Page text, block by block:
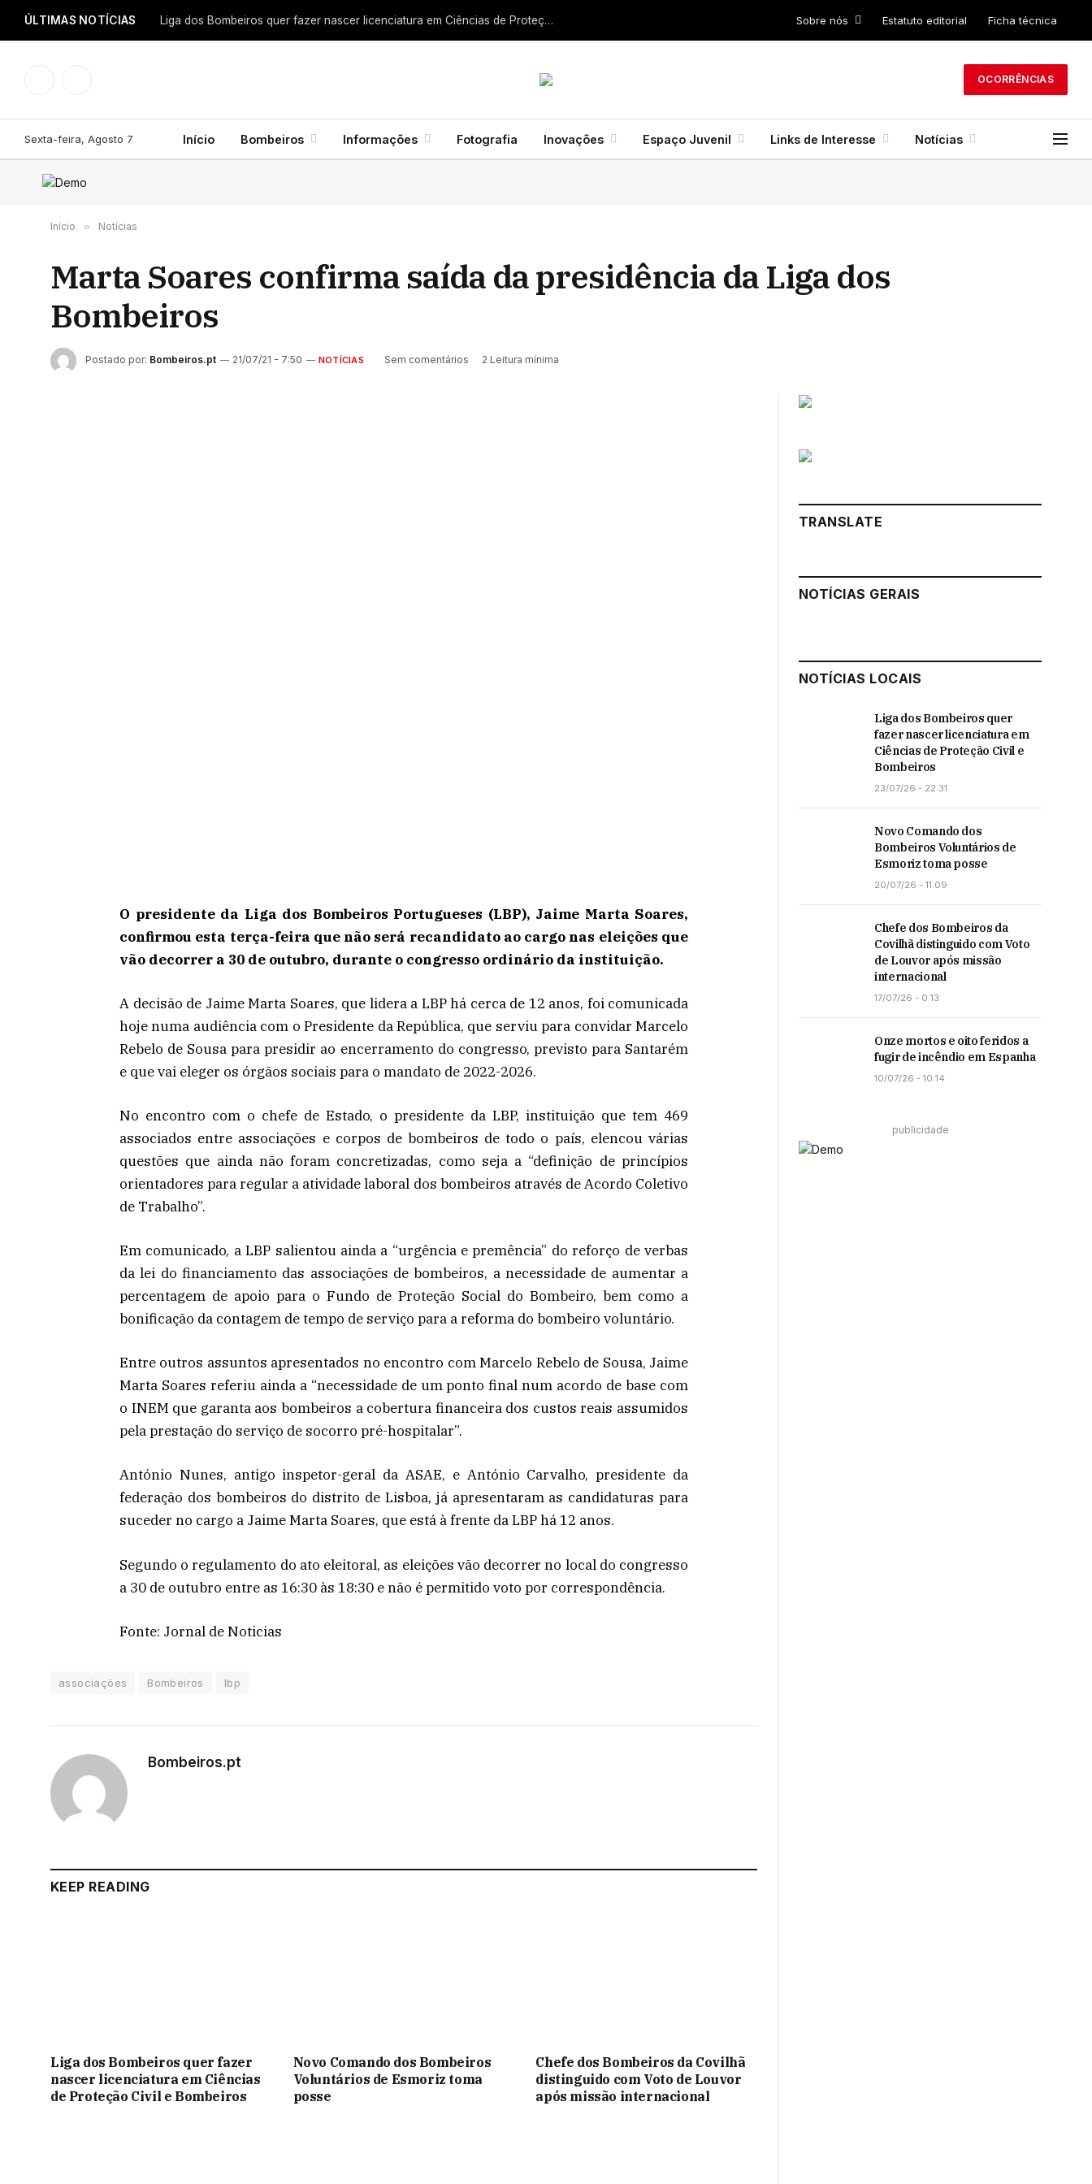
ÚLTIMAS NOTÍCIAS Liga dos Bombeiros quer fazer nascer licenciatura em Ciências de Proteção Civil e Bombeiros Sobre nós Estatuto editorial Ficha técnica
OCORRÊNCIAS
Sexta-feira, Agosto 7 Início Bombeiros Informações Fotografia Inovações Espaço Juvenil Links de Interesse Notícias
Início » Notícias
Marta Soares confirma saída da presidência da Liga dos
Bombeiros
Postado por: Bombeiros.pt 21/07/21 - 7:50 NOTÍCIAS Sem comentários 2 Leitura mínima
O presidente da Liga dos Bombeiros Portugueses (LBP), Jaime Marta Soares,
confirmou esta terça-feira que não será recandidato ao cargo nas eleições que
vão decorrer a 30 de outubro, durante o congresso ordinário da instituição.
A decisão de Jaime Marta Soares, que lidera a LBP há cerca de 12 anos, foi comunicada
hoje numa audiência com o Presidente da República, que serviu para convidar Marcelo
Rebelo de Sousa para presidir ao encerramento do congresso, previsto para Santarém
e que vai eleger os órgãos sociais para o mandato de 2022-2026.
No encontro com o chefe de Estado, o presidente da LBP, instituição que tem 469
associados entre associações e corpos de bombeiros de todo o país, elencou várias
questões que ainda não foram concretizadas, como seja a “definição de princípios
orientadores para regular a atividade laboral dos bombeiros através de Acordo Coletivo
de Trabalho”.
Em comunicado, a LBP salientou ainda a “urgência e premência” do reforço de verbas
da lei do financiamento das associações de bombeiros, a necessidade de aumentar a
percentagem de apoio para o Fundo de Proteção Social do Bombeiro, bem como a
bonificação da contagem de tempo de serviço para a reforma do bombeiro voluntário.
Entre outros assuntos apresentados no encontro com Marcelo Rebelo de Sousa, Jaime
Marta Soares referiu ainda a “necessidade de um ponto final num acordo de base com
o INEM que garanta aos bombeiros a cobertura financeira dos custos reais assumidos
pela prestação do serviço de socorro pré-hospitalar”.
António Nunes, antigo inspetor-geral da ASAE, e António Carvalho, presidente da
federação dos bombeiros do distrito de Lisboa, já apresentaram as candidaturas para
suceder no cargo a Jaime Marta Soares, que está à frente da LBP há 12 anos.
Segundo o regulamento do ato eleitoral, as eleições vão decorrer no local do congresso
a 30 de outubro entre as 16:30 às 18:30 e não é permitido voto por correspondência.
Fonte: Jornal de Noticias
associações Bombeiros lbp
Bombeiros.pt
KEEP READING
Liga dos Bombeiros quer fazer
nascer licenciatura em Ciências
de Proteção Civil e Bombeiros
Novo Comando dos Bombeiros
Voluntários de Esmoriz toma
posse
Chefe dos Bombeiros da Covilhã
distinguido com Voto de Louvor
após missão internacional
TRANSLATE
NOTÍCIAS GERAIS
NOTÍCIAS LOCAIS
Liga dos Bombeiros quer
fazer nascer licenciatura em
Ciências de Proteção Civil e
Bombeiros
23/07/26 - 22:31
Novo Comando dos
Bombeiros Voluntários de
Esmoriz toma posse
20/07/26 - 11:09
Chefe dos Bombeiros da
Covilhã distinguido com Voto
de Louvor após missão
internacional
17/07/26 - 0:13
Onze mortos e oito feridos a
fugir de incêndio em Espanha
10/07/26 - 10:14
publicidade